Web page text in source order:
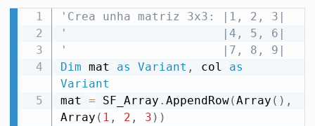
'Crea unha matriz 3x3: |1, 2, 3|
'                      |4, 5, 6|
'                      |7, 8, 9|
Dim mat as Variant , col as
Variant
mat = SF_Array . AppendRow(Array ( ) ,
Array ( 1 , 2 , 3 ) )